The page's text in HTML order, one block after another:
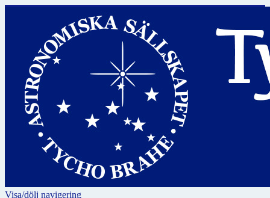
Visa/dölj navigering